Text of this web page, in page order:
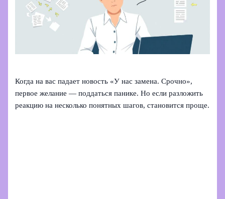
Когда на вас падает новость «У нас замена. Срочно»,
первое желание — поддаться панике. Но если разложить
реакцию на несколько понятных шагов, становится проще.